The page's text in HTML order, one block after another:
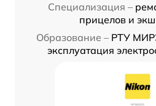
Специализация –
прицелов и
Образование – РТУ
эксплуатация